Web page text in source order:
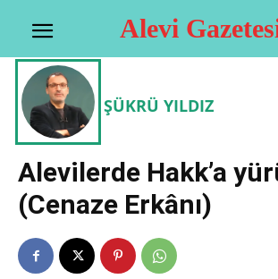
Alevi
ŞÜKRÜ YILDIZ
Alevilerde Hakk’a
(Cenaze Erkânı)